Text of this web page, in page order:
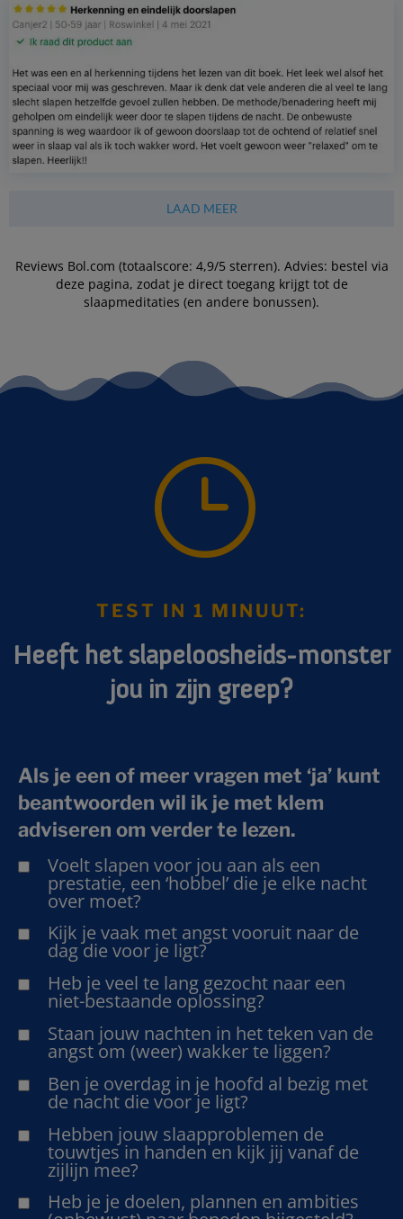
LAAD MEER
Reviews Bol.com (totaalscore: 4,9/5 sterren). Advies: bestel via
deze pagina, zodat je direct toegang krijgt tot de
slaapmeditaties (en andere bonussen).
}
TEST IN 1 MINUUT:
Heeft het slapeloosheids-monster
jou in zijn greep?
Als je een of meer vragen met ‘ja’ kunt
beantwoorden wil ik je met klem
adviseren om verder te lezen.
Voelt slapen voor jou aan als een
prestatie, een ‘hobbel’ die je elke nacht
over moet?
Kijk je vaak met angst vooruit naar de
dag die voor je ligt?
Heb je veel te lang gezocht naar een
niet-bestaande oplossing?
Staan jouw nachten in het teken van de
angst om (weer) wakker te liggen?
Ben je overdag in je hoofd al bezig met
de nacht die voor je ligt?
Hebben jouw slaapproblemen de
touwtjes in handen en kijk jij vanaf de
zijlijn mee?
Heb je je doelen, plannen en ambities